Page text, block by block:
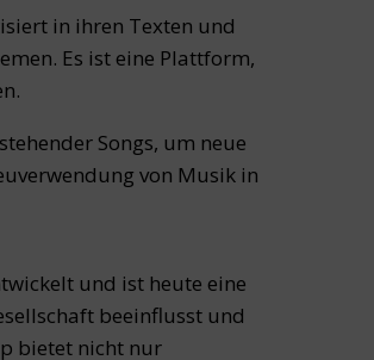
in ihren Texten und
Es ist eine Plattform,
Songs, um neue
von Musik in
und ist heute eine
beeinflusst und
bietet nicht nur